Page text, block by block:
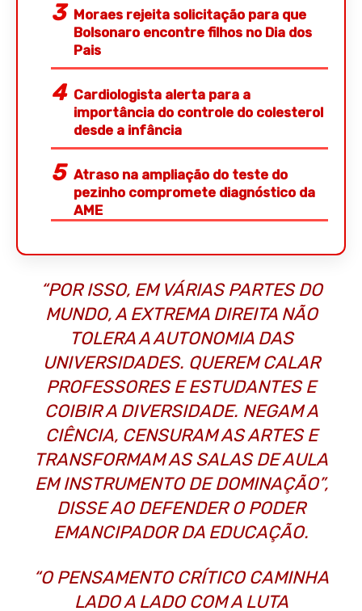
Moraes rejeita solicitação para que
Bolsonaro encontre filhos no Dia dos
Pais
Cardiologista alerta para a
importância do controle do colesterol
desde a infância
Atraso na ampliação do teste do
pezinho compromete diagnóstico da
AME
“POR ISSO, EM VÁRIAS PARTES DO
MUNDO, A EXTREMA DIREITA NÃO
TOLERA A AUTONOMIA DAS
UNIVERSIDADES. QUEREM CALAR
PROFESSORES E ESTUDANTES E
COIBIR A DIVERSIDADE. NEGAM A
CIÊNCIA, CENSURAM AS ARTES E
TRANSFORMAM AS SALAS DE AULA
EM INSTRUMENTO DE DOMINAÇÃO”,
DISSE AO DEFENDER O PODER
EMANCIPADOR DA EDUCAÇÃO.
“O PENSAMENTO CRÍTICO CAMINHA
LADO A LADO COM A LUTA